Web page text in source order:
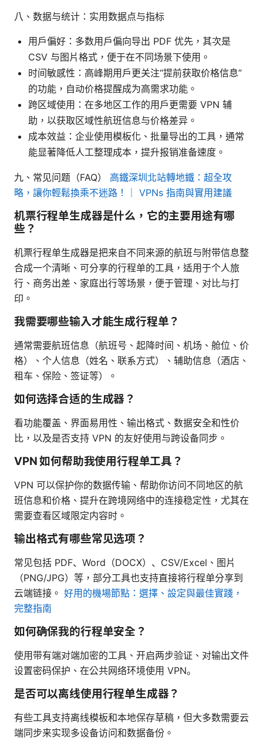
八、数据与统计：实用数据点与指标
用户偏好：多数用户偏向导出 PDF 优先，其次是
CSV 与图片格式，便于在不同场景下使用。
时间敏感性：高峰期用户更关注“提前获取价格信息”
的功能，自动价格提醒成为高需求功能。
跨区域使用：在多地区工作的用户更需要 VPN 辅
助，以获取区域性航班信息与价格差异。
成本效益：企业使用模板化、批量导出的工具，通常
能显著降低人工整理成本，提升报销准备速度。
九、常见问题（FAQ） 高鐵深圳北站轉地鐵：超全攻
略，讓你輕鬆換乘不迷路！｜ VPNs 指南與實用建議
机票行程单生成器是什么，它的主要用途有哪
些？
机票行程单生成器是把来自不同来源的航班与附带信息整
合成一个清晰、可分享的行程单的工具，适用于个人旅
行、商务出差、家庭出行等场景，便于管理、对比与打
印。
我需要哪些输入才能生成行程单？
通常需要航班信息（航班号、起降时间、机场、舱位、价
格）、个人信息（姓名、联系方式）、辅助信息（酒店、
租车、保险、签证等）。
如何选择合适的生成器？
看功能覆盖、界面易用性、输出格式、数据安全和性价
比，以及是否支持 VPN 的友好使用与跨设备同步。
VPN 如何帮助我使用行程单工具？
VPN 可以保护你的数据传输、帮助你访问不同地区的航
班信息和价格、提升在跨境网络中的连接稳定性，尤其在
需要查看区域限定内容时。
输出格式有哪些常见选项？
常见包括 PDF、Word（DOCX）、CSV/Excel、图片
（PNG/JPG）等，部分工具也支持直接将行程单分享到
云端链接。 好用的機場節點：選擇、設定與最佳實踐，
完整指南
如何确保我的行程单安全？
使用带有端对端加密的工具、开启两步验证、对输出文件
设置密码保护、在公共网络环境使用 VPN。
是否可以离线使用行程单生成器？
有些工具支持离线模板和本地保存草稿，但大多数需要云
端同步来实现多设备访问和数据备份。